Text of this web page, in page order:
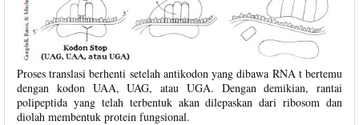
Proses translasi berhenti setelah antikodon yang dibawa RNA t bertemu
dengan kodon UAA, UAG, atau UGA. Dengan demikian, rantai
polipeptida yang telah terbentuk akan dilepaskan dari ribosom dan
diolah membentuk protein fungsional.